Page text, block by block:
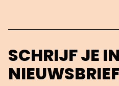
SCHRIJF JE